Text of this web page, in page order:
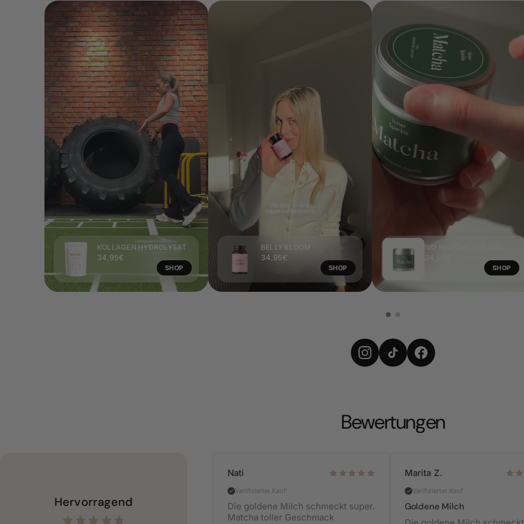
KOLLAGEN HYDROLYSAT
34,95€
SHOP
BELLY BLOOM
34,95€
SHOP
BIO MATCHA TEE 30G
24,95€
SHOP
Bewertungen
Hervorragend
Nati
Verifizierter Kauf
Die goldene Milch schmeckt super.
Matcha toller Geschmack
Marita Z.
Verifizierter Kauf
Goldene Milch